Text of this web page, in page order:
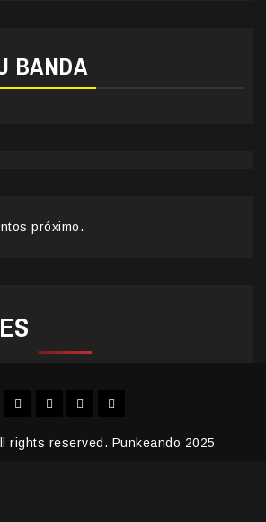
BANDA
próximo.
FacebookInstagram
YouTubeTwitter
rights reserved. Punkeando 2025